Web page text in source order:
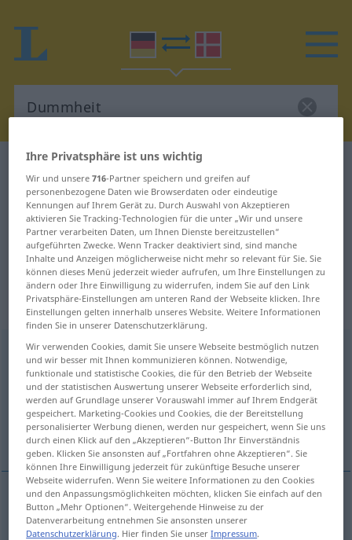
Deutsch-Dänisch Wörterbuch
Deutsch-Dänisch Übersetzung für
"Dummheit"
"Dummheit" Dänisch Übersetzung
„Dummheit“: feminin
Dummheitf
Übersicht aller Übersetzungen
(Für mehr Details die Übersetzung anklicken/antippen)
dumhed
dumhed Dummheit
Ihre Privatsphäre ist uns wichtig
Wir und unsere716-Partner speichern und greifen auf
personenbezogene Daten wie Browserdaten oder eindeutige
Kennungen auf Ihrem Gerät zu. Durch Auswahl von Akzeptieren
aktivieren Sie Tracking-Technologien für die unter „Wir und unsere
Partner verarbeiten Daten, um Ihnen Dienste bereitzustellen“
aufgeführten Zwecke. Wenn Tracker deaktiviert sind, sind manche
Inhalte und Anzeigen möglicherweise nicht mehr so relevant für Sie. Sie
können dieses Menü jederzeit wieder aufrufen, um Ihre Einstellungen zu
ändern oder Ihre Einwilligung zu widerrufen, indem Sie auf den Link
Privatsphäre-Einstellungen am unteren Rand der Webseite klicken. Ihre
Einstellungen gelten innerhalb unseres Website. Weitere Informationen
finden Sie in unserer Datenschutzerklärung.
Wir verwenden Cookies, damit Sie unsere Webseite bestmöglich nutzen
und wir besser mit Ihnen kommunizieren können. Notwendige,
funktionale und statistische Cookies, die für den Betrieb der Webseite
und der statistischen Auswertung unserer Webseite erforderlich sind,
werden auf Grundlage unserer Vorauswahl immer auf Ihrem Endgerät
gespeichert. Marketing-Cookies und Cookies, die der Bereitstellung
personalisierter Werbung dienen, werden nur gespeichert, wenn Sie uns
durch einen Klick auf den „Akzeptieren“-Button Ihr Einverständnis
geben. Klicken Sie ansonsten auf „Fortfahren ohne Akzeptieren“. Sie
können Ihre Einwilligung jederzeit für zukünftige Besuche unserer
Webseite widerrufen. Wenn Sie weitere Informationen zu den Cookies
und den Anpassungsmöglichkeiten möchten, klicken Sie einfach auf den
Button „Mehr Optionen“. Weitergehende Hinweise zu der
Datenverarbeitung entnehmen Sie ansonsten unserer
Datenschutzerklärung. Hier finden Sie unserImpressum.